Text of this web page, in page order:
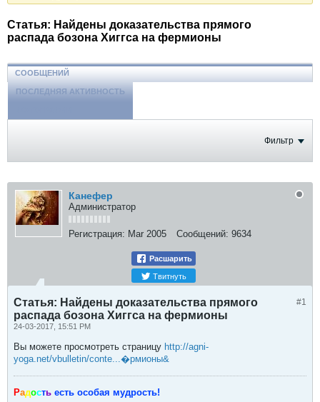
Статья: Найдены доказательства прямого
распада бозона Хиггса на фермионы
СООБЩЕНИЙ
ПОСЛЕДНЯЯ АКТИВНОСТЬ
Фильтр
Канефер
Администратор
Регистрация: Mar 2005 Сообщений: 9634
Расшарить
Твитнуть
#1
Статья: Найдены доказательства прямого
распада бозона Хиггса на фермионы
24-03-2017, 15:51 PM
Вы можете просмотреть страницу http://agni-
yoga.net/vbulletin/conte...�рмионы&
Радость есть особая мудрость!